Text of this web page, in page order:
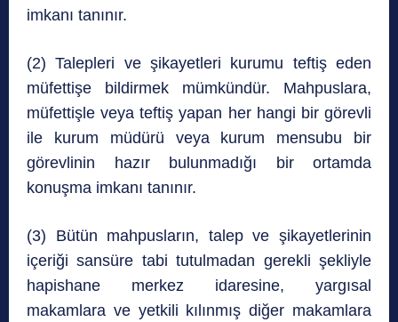
imkanı tanınır.
(2) Talepleri ve şikayetleri kurumu teftiş eden
müfettişe bildirmek mümkündür. Mahpuslara,
müfettişle veya teftiş yapan her hangi bir görevli
ile kurum müdürü veya kurum mensubu bir
görevlinin hazır bulunmadığı bir ortamda
konuşma imkanı tanınır.
(3) Bütün mahpusların, talep ve şikayetlerinin
içeriği sansüre tabi tutulmadan gerekli şekliyle
hapishane merkez idaresine, yargısal
makamlara ve yetkili kılınmış diğer makamlara